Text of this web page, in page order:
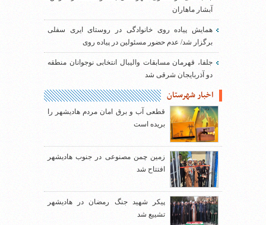
آبشار ماهاران
همایش پیاده روی خانوادگی در روستای ایری سفلی
برگزار شد/ عدم حضور مسئولین در پیاده روی
جلفا، قهرمان مسابقات والیبال انتخابی نوجوانان منطقه
دو آذربایجان شرقی شد
اخبار شهرستان
قطعی آب و برق امان مردم هادیشهر را
بریده است
زمین چمن مصنوعی در جنوب هادیشهر
افتتاح شد
پیکر شهید جنگ رمضان در هادیشهر
تشییع شد